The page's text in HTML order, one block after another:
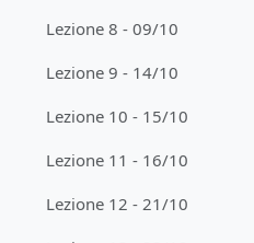
Lezione 8 - 09/10
Lezione 9 - 14/10
Lezione 10 - 15/10
Lezione 11 - 16/10
Lezione 12 - 21/10